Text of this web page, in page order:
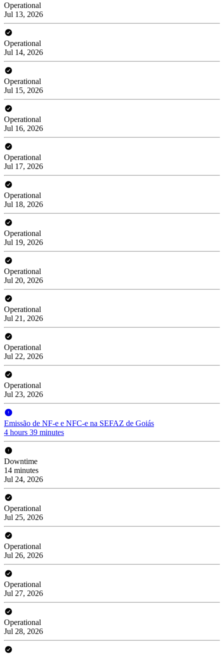
Operational
Jul 13, 2026
Operational
Jul 14, 2026
Operational
Jul 15, 2026
Operational
Jul 16, 2026
Operational
Jul 17, 2026
Operational
Jul 18, 2026
Operational
Jul 19, 2026
Operational
Jul 20, 2026
Operational
Jul 21, 2026
Operational
Jul 22, 2026
Operational
Jul 23, 2026
Emissão de NF-e e NFC-e na SEFAZ de Goiás
4 hours 39 minutes
Downtime
14 minutes
Jul 24, 2026
Operational
Jul 25, 2026
Operational
Jul 26, 2026
Operational
Jul 27, 2026
Operational
Jul 28, 2026